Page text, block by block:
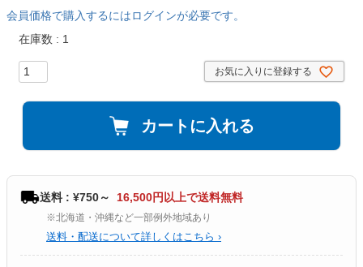
会員価格で購入するにはログインが必要です。
在庫数
1
お気に入りに登録する
カートに入れる
送料 : ¥750～ 16,500円以上で送料無料
※北海道・沖縄など一部例外地域あり
送料・配送について詳しくはこちら ›